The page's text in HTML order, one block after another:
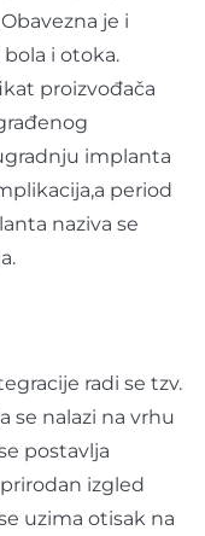
je i
i otoka.
proizvođača
implanta
period
naziva se
radi se tzv.
se nalazi na vrhu
postavlja
izgled
uzima otisak na